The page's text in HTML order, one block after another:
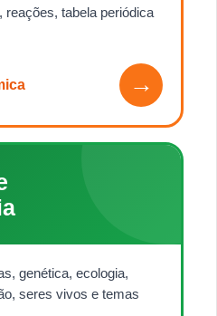
tabela periódica
→
genética, ecologia,
seres vivos e temas